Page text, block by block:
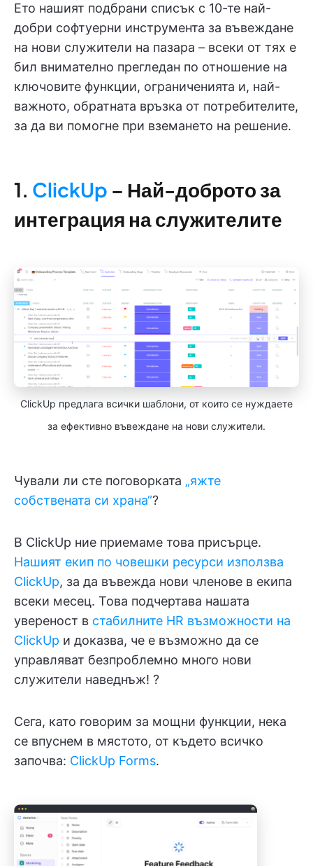
Ето нашият подбрани списък с 10-те най-
добри софтуерни инструмента за въвеждане
на нови служители на пазара – всеки от тях е
бил внимателно прегледан по отношение на
ключовите функции, ограниченията и, най-
важното, обратната връзка от потребителите,
за да ви помогне при вземането на решение.
1. ClickUp – Най-доброто за
интеграция на служителите
ClickUp предлага всички шаблони, от които се нуждаете
за ефективно въвеждане на нови служители.
Чували ли сте поговорката „яжте
собствената си храна“?
В ClickUp ние приемаме това присърце.
Нашият екип по човешки ресурси използва
ClickUp, за да въвежда нови членове в екипа
всеки месец. Това подчертава нашата
увереност в стабилните HR възможности на
ClickUp и доказва, че е възможно да се
управляват безпроблемно много нови
служители наведнъж! ?
Сега, като говорим за мощни функции, нека
се впуснем в мястото, от където всичко
започва: ClickUp Forms.